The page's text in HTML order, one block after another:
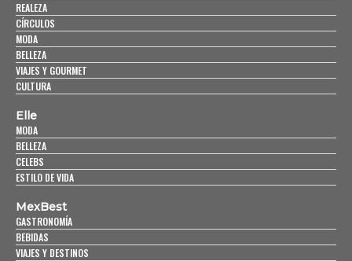
REALEZA
CÍRCULOS
MODA
BELLEZA
VIAJES Y GOURMET
CULTURA
Elle
MODA
BELLEZA
CELEBS
ESTILO DE VIDA
MexBest
GASTRONOMÍA
BEBIDAS
VIAJES Y DESTINOS